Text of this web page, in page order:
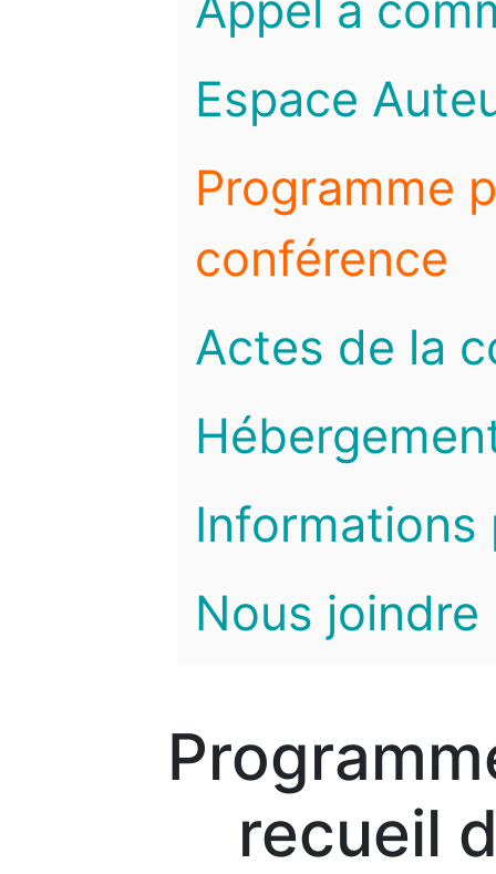
Espace
Programme
conférence
Actes de la
Informations
Nous joindre
recueil